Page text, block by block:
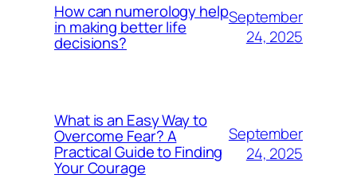
How can numerology help
in making better life
decisions?
September
24, 2025
What is an Easy Way to
Overcome Fear? A
Practical Guide to Finding
Your Courage
September
24, 2025